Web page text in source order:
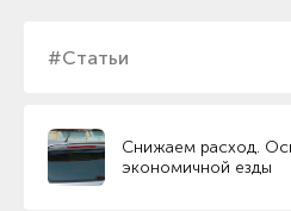
#Статьи
Снижаем расход.
экономичной езды